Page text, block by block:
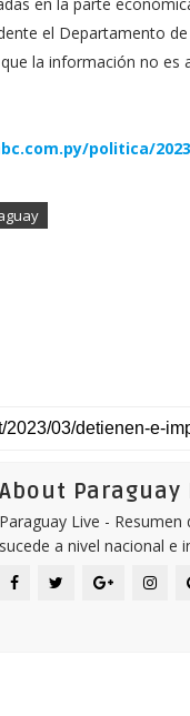
el Departamento
la información no es
politica/
About Paraguay
Paraguay Live -
sucede a nivel nacional e